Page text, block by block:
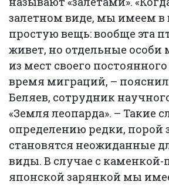
залетном виде, мы имеем в
простую вещь: вообще эта
живет, но отдельные особи
из мест своего
время миграций, –
Беляев, сотрудник
«Земля леопарда». – Такие
определению редки, порой
становятся неожиданные
виды. В случае с
японской зарянкой мы